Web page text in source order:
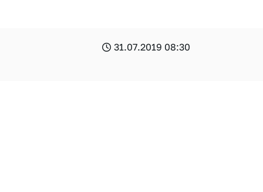
31.07.2019 08:30